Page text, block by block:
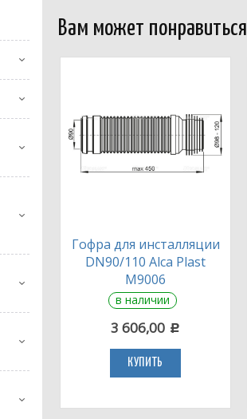
Вам может понравиться
Гофра для инсталляции
DN90/110 Alca Plast
M9006
в наличии
3 606,00 c
КУПИТЬ